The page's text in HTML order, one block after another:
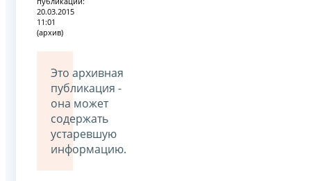
20.03.2015
11:01
(архив)
Это архивная
публикация -
она может
содержать
устаревшую
информацию.